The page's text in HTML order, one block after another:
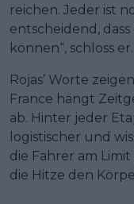
reichen. Jeder ist
entscheidend,
können“, schloss er.
Rojas’ Worte
France hängt
ab. Hinter jeder
logistischer und
die Fahrer am
die Hitze den